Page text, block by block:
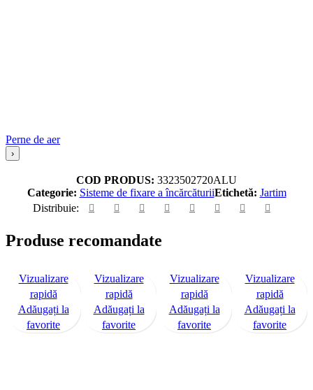
Perne de aer
›
COD PRODUS: 3323502720ALU
Categorie: Sisteme de fixare a încărcăturiiEtichetă: Jartim
Distribuie:
Produse recomandate
Vizualizare
rapidă
Adăugați la
favorite
Vizualizare
rapidă
Adăugați la
favorite
Vizualizare
rapidă
Adăugați la
favorite
Vizualizare
rapidă
Adăugați la
favorite